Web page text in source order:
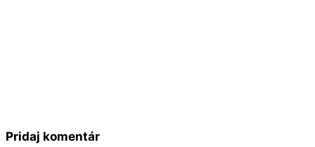
Pridaj komentár